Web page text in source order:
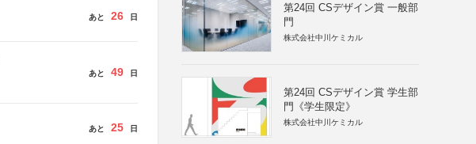
あと 26 日
あと 49 日
あと 25 日
第24回 CSデザイン賞 一般部
門
株式会社中川ケミカル
第24回 CSデザイン賞 学生部
門《学生限定》
株式会社中川ケミカル